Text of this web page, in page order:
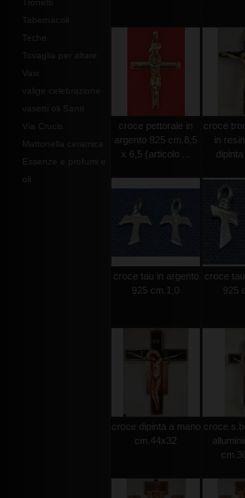
Tabernacoli
valige celebrazione
Mattonella ceramica
Essenze e profumi e
croce pettorale in
argento 925 cm.8,5
x 6,5 (articolo ...
croce
in
croce tau in argento
925 cm.1,0
croce
925
croce dipinta a mano
cm.44x32
croce